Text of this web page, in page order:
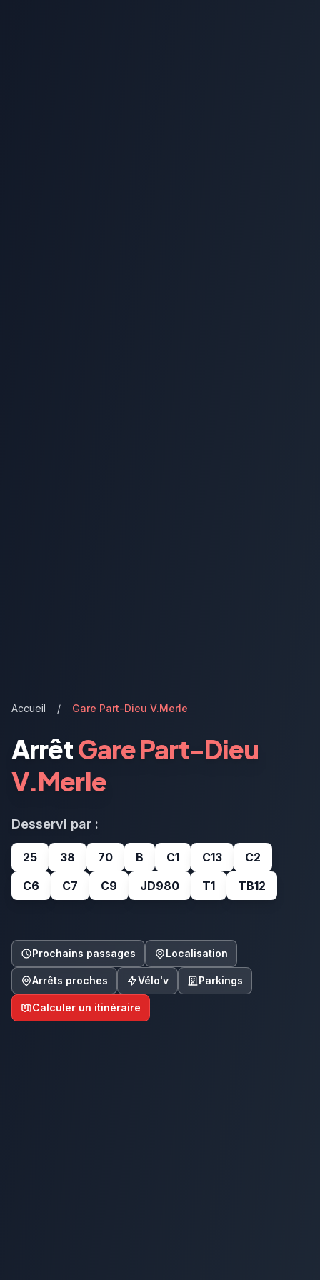
Accueil / Gare Part-Dieu V.Merle
ArrêtGare Part-Dieu
V.Merle
Desservi par :
25 38 70 B C1 C13
C2
C6
C7 C9 JD980 T1 TB12
Prochains passages Localisation
Arrêts proches Vélo'v Parkings
Calculer un itinéraire